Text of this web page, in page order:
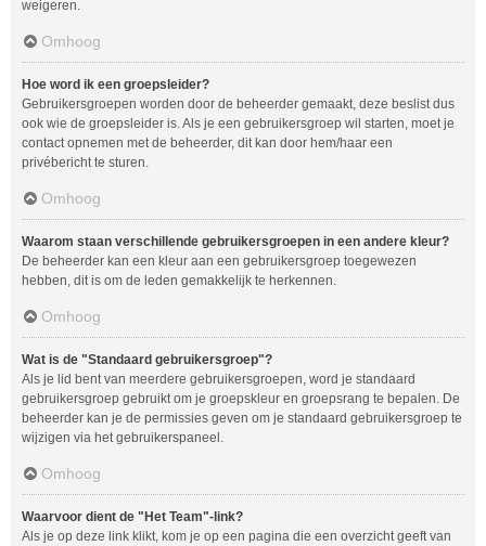
weigeren.
Omhoog
Hoe word ik een groepsleider?
Gebruikersgroepen worden door de beheerder gemaakt, deze beslist dus
ook wie de groepsleider is. Als je een gebruikersgroep wil starten, moet je
contact opnemen met de beheerder, dit kan door hem/haar een
privébericht te sturen.
Omhoog
Waarom staan verschillende gebruikersgroepen in een andere kleur?
De beheerder kan een kleur aan een gebruikersgroep toegewezen
hebben, dit is om de leden gemakkelijk te herkennen.
Omhoog
Wat is de "Standaard gebruikersgroep"?
Als je lid bent van meerdere gebruikersgroepen, word je standaard
gebruikersgroep gebruikt om je groepskleur en groepsrang te bepalen. De
beheerder kan je de permissies geven om je standaard gebruikersgroep te
wijzigen via het gebruikerspaneel.
Omhoog
Waarvoor dient de "Het Team"-link?
Als je op deze link klikt, kom je op een pagina die een overzicht geeft van